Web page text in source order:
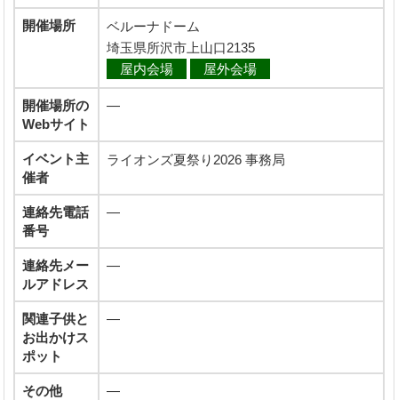
開催場所
ベルーナドーム
埼玉県所沢市上山口2135
屋内会場
屋外会場
開催場所の
Webサイト
―
イベント主
催者
ライオンズ夏祭り2026 事務局
連絡先電話
番号
―
連絡先メー
ルアドレス
―
関連子供と
お出かけス
ポット
―
その他 ―